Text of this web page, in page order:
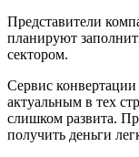
Представители
планируют
сектором.
Сервис
актуальным в тех
слишком развита.
получить деньги